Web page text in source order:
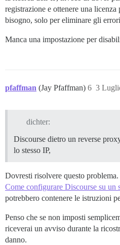
registrazione e ottenere una
bisogno, solo per eliminare gli
Manca una impostazione per
pfaffman (Jay Pfaffman) 3
6
dichter:
Discourse dietro un reverse
lo stesso IP,
Dovresti risolvere questo
Come configurare Discourse su un
potrebbero contenere le istruzioni
Penso che se non imposti
riceverai un avviso durante la
danno.